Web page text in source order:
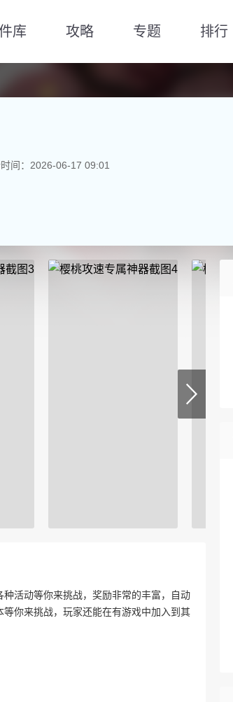
库 攻略 专题 排行
间：2026-06-17 09:01
活动等你来挑战，奖励非常的丰富，自动
你来挑战，玩家还能在有游戏中加入到其